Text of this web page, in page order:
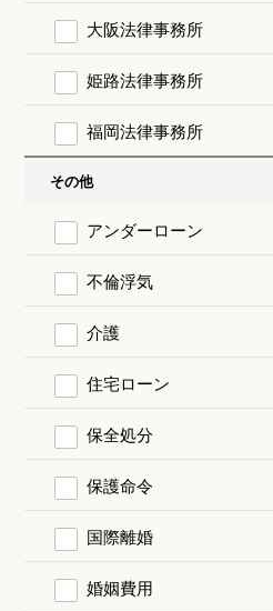
大阪法律事務所
姫路法律事務所
福岡法律事務所
その他
アンダーローン
不倫浮気
介護
住宅ローン
保全処分
保護命令
国際離婚
婚姻費用